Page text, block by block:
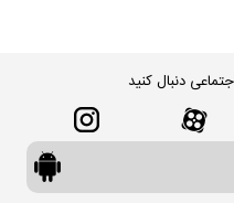
دنبال کنید